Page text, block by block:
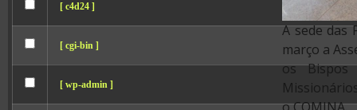
[ c4d24 ]
[ cgi-bin ]
[ wp-admin ]
A sede das
março a
os Bispos